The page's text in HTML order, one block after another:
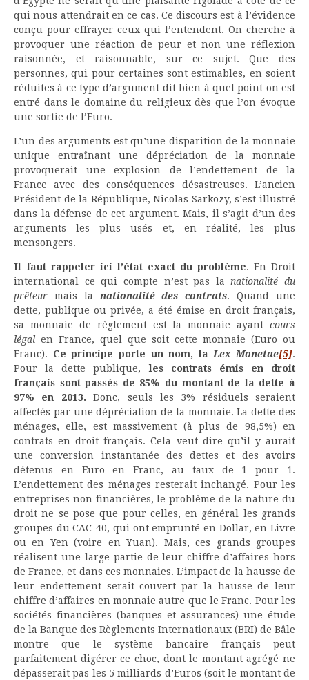
qui nous attendrait en ce cas. Ce discours est à l’évidence
conçu pour effrayer ceux qui l’entendent. On cherche à
provoquer une réaction de peur et non une réflexion
raisonnée, et raisonnable, sur ce sujet. Que des
personnes, qui pour certaines sont estimables, en soient
réduites à ce type d’argument dit bien à quel point on est
entré dans le domaine du religieux dès que l’on évoque
une sortie de l’Euro.
L’un des arguments est qu’une disparition de la monnaie
unique entraînant une dépréciation de la monnaie
provoquerait une explosion de l’endettement de la
France avec des conséquences désastreuses. L’ancien
Président de la République, Nicolas Sarkozy, s’est illustré
dans la défense de cet argument. Mais, il s’agit d’un des
arguments les plus usés et, en réalité, les plus
mensongers.
Il faut rappeler ici l’état exact du problème. En Droit
international ce qui compte n’est pas lanationalité du
prêteur mais la nationalité des contrats. Quand une
dette, publique ou privée, a été émise en droit français,
sa monnaie de règlement est la monnaie ayant cours
légal en France, quel que soit cette monnaie (Euro ou
Franc). Ce principe porte un nom, laLex Monetae[5].
Pour la dette publique, les contrats émis en droit
français sont passés de 85% du montant de la dette à
97% en 2013. Donc, seuls les 3% résiduels seraient
affectés par une dépréciation de la monnaie. La dette des
ménages, elle, est massivement (à plus de 98,5%) en
contrats en droit français. Cela veut dire qu’il y aurait
une conversion instantanée des dettes et des avoirs
détenus en Euro en Franc, au taux de 1 pour 1.
L’endettement des ménages resterait inchangé. Pour les
entreprises non financières, le problème de la nature du
droit ne se pose que pour celles, en général les grands
groupes du CAC-40, qui ont emprunté en Dollar, en Livre
ou en Yen (voire en Yuan). Mais, ces grands groupes
réalisent une large partie de leur chiffre d’affaires hors
de France, et dans ces monnaies. L’impact de la hausse de
leur endettement serait couvert par la hausse de leur
chiffre d’affaires en monnaie autre que le Franc. Pour les
sociétés financières (banques et assurances) une étude
de la Banque des Règlements Internationaux (BRI) de Bâle
montre que le système bancaire français peut
parfaitement digérer ce choc, dont le montant agrégé ne
dépasserait pas les 5 milliards d’Euros (soit le montant de